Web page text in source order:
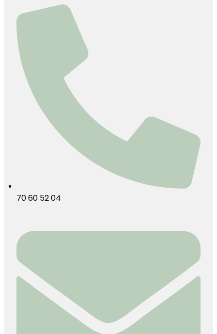
70 60 52 04